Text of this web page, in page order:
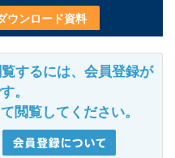
ウンロード資料
するには、会員登録が
。
閲覧してください。